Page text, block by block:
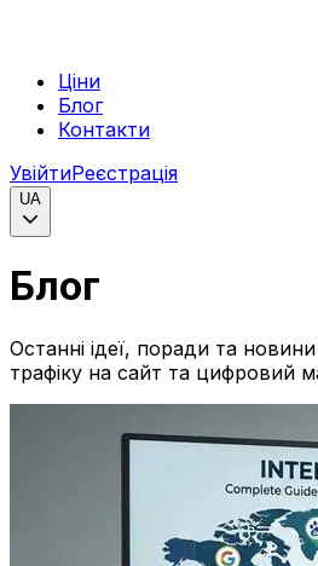
Ціни
Блог
Контакти
УвійтиРеєстрація
UA
Блог
Останні ідеї, поради та
трафіку на сайт та цифровий